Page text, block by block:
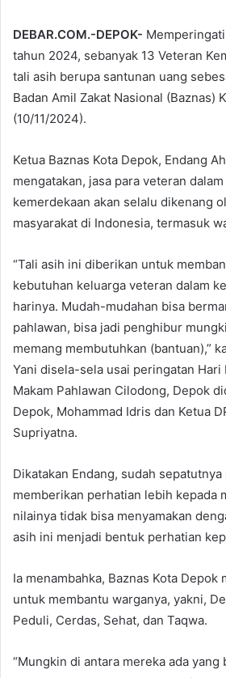
DEBAR.COM.-DEPOK-
tahun 2024, sebanyak 13 Veteran
tali asih berupa santunan uang
Badan Amil Zakat Nasional (Baznas)
(10/11/2024).
Ketua Baznas Kota Depok, Endang
mengatakan, jasa para veteran
kemerdekaan akan selalu dikenang
masyarakat di Indonesia, termasuk
“Tali asih ini diberikan untuk
kebutuhan keluarga veteran dalam
harinya. Mudah-mudahan bisa
pahlawan, bisa jadi penghibur
memang membutuhkan (bantuan),”
Yani disela-sela usai peringatan Hari
Makam Pahlawan Cilodong, Depok
Depok, Mohammad Idris dan Ketua
Supriyatna.
Dikatakan Endang, sudah
memberikan perhatian lebih kepada
nilainya tidak bisa menyamakan
asih ini menjadi bentuk perhatian
Ia menambahka, Baznas Kota
untuk membantu warganya, yakni,
Peduli, Cerdas, Sehat, dan Taqwa.
“Mungkin di antara mereka ada